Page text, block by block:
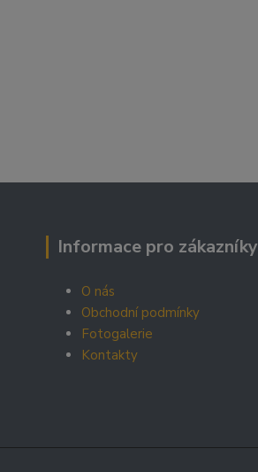
Informace pro zákazníky
O nás
Obchodní podmínky
Fotogalerie
Kontakty